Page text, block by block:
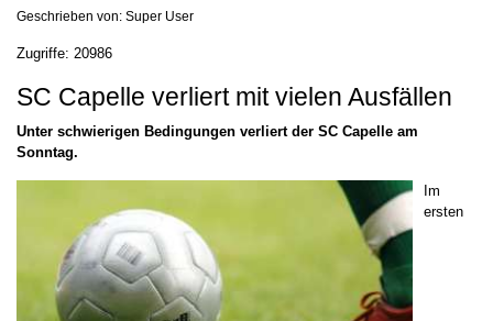
Geschrieben von: Super User
Zugriffe: 20986
SC Capelle verliert mit vielen Ausfällen
Unter schwierigen Bedingungen verliert der SC Capelle am
Sonntag.
Im
ersten